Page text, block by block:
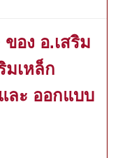
ของ อ.เสริม
มเหล็ก
ละ ออกแบบ